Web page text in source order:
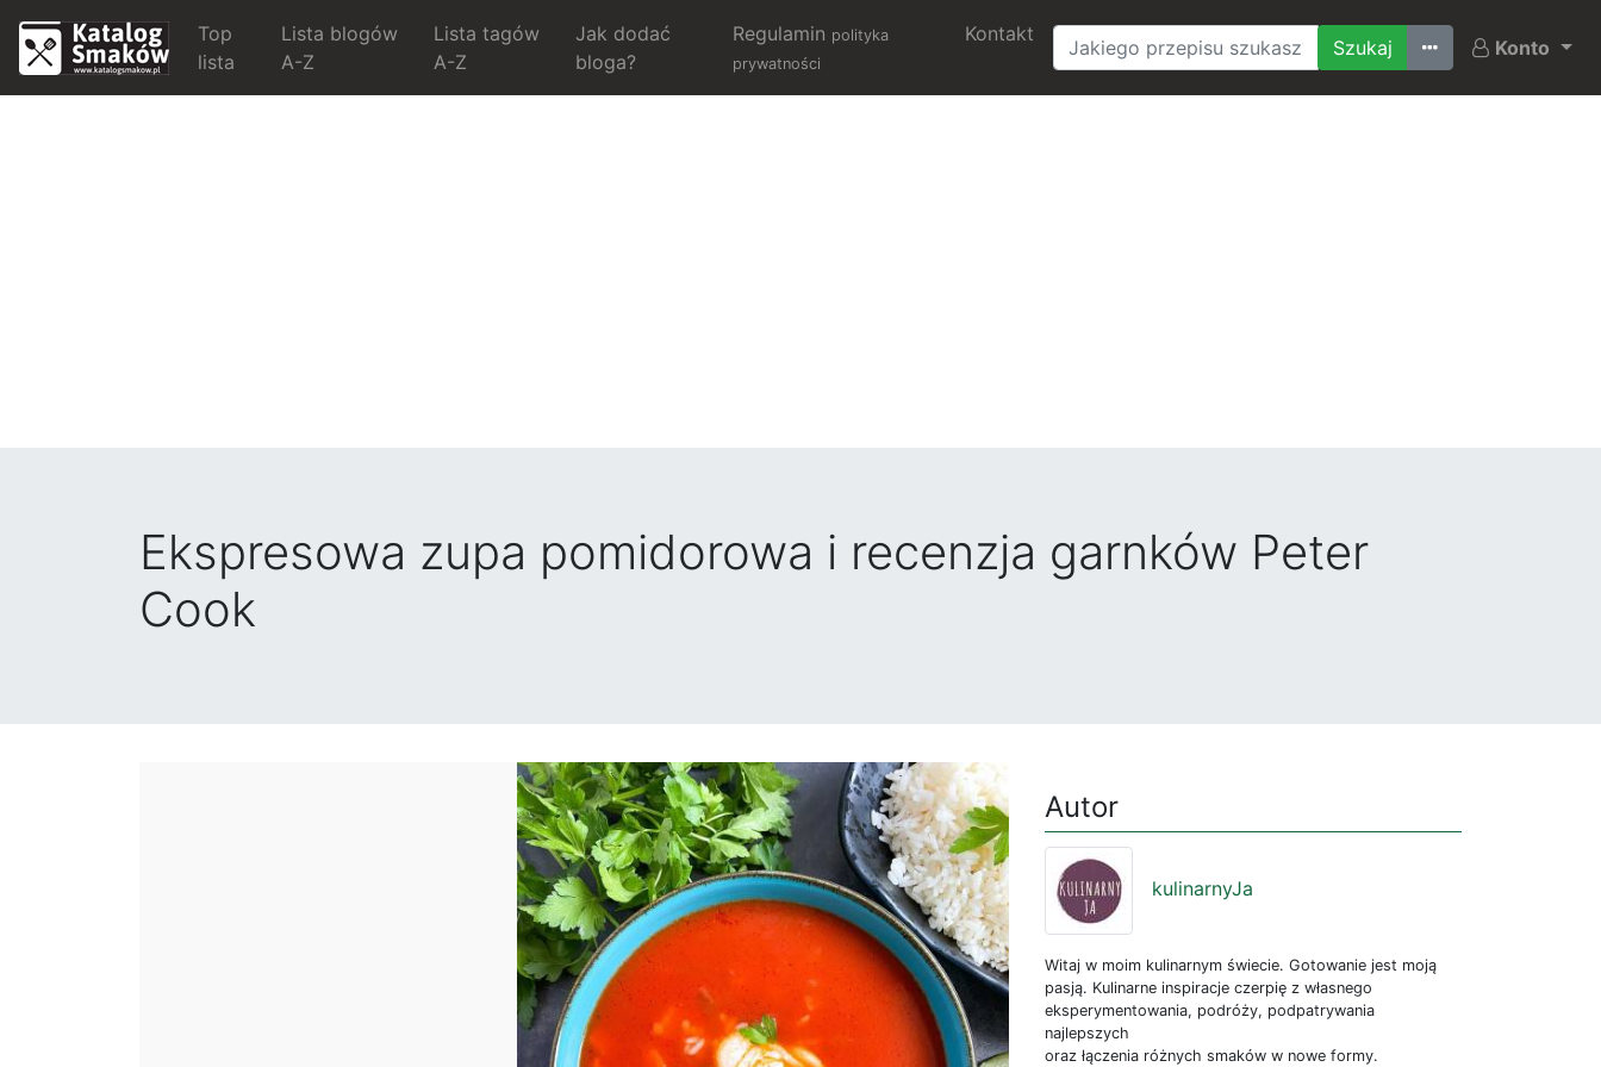
Top
lista
Lista blogów
A-Z
Lista tagów
A-Z
Jak dodać
bloga?
Regulamin polityka
prywatności
Kontakt
Ostatnio szukane
Konto
Ekspresowa zupa pomidorowa i recenzja garnków Peter
Cook
Autor
kulinarnyJa
Witaj w moim kulinarnym świecie. Gotowanie jest moją
pasją. Kulinarne inspiracje czerpię z własnego
eksperymentowania, podróży, podpatrywania
najlepszych
oraz łączenia różnych smaków w nowe formy.